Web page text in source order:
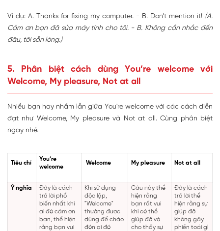
Ví dụ: A. Thanks for fixing my computer. - B. Don’t mention it! (A.
Cảm ơn bạn đã sửa máy tính cho tôi. - B. Không cần nhắc đến
đâu, tôi sẵn lòng.)
5. Phân biệt cách dùng You’re welcome với
Welcome, My pleasure, Not at all
Nhiều bạn hay nhầm lẫn giữa You're welcome với các cách diễn
đạt như Welcome, My pleasure và Not at all. Cùng phân biệt
ngay nhé.
Tiêu chí
You’re
welcome
Welcome My pleasure Not at all
Ý nghĩa
Đây là cách
trả lời phổ
biến nhất khi
ai đó cảm ơn
bạn, thể hiện
rằng bạn vui
Khi sử dụng
độc lập,
"Welcome"
thường được
dùng để chào
đón ai đó
Câu này thể
hiện rằng
bạn rất vui
khi có thể
giúp đỡ và
cho thấy sự
Đây là cách
trả lời thể
hiện rằng sự
giúp đỡ
không gây
phiền toái gì